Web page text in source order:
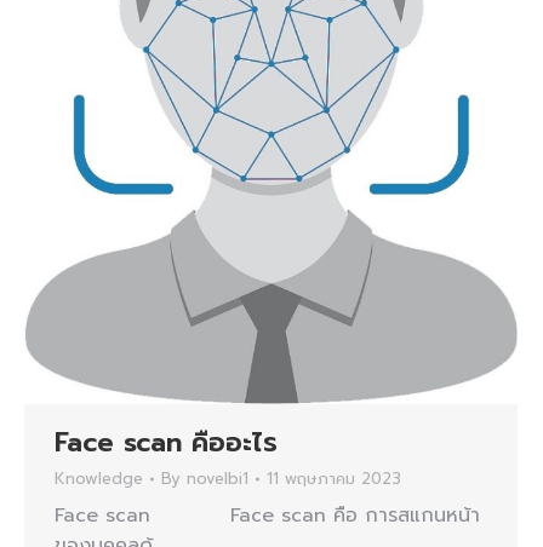
Face scan คืออะไร
Knowledge By novelbi1 11 พฤษภาคม 2023
Face scan Face scan คือ การสแกนหน้า